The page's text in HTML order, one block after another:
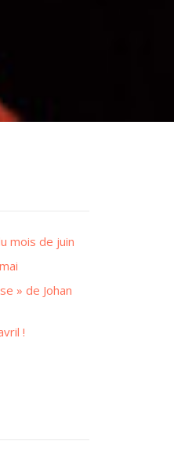
mois de juin
» de Johan
!